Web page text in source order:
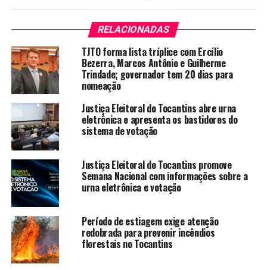
RELACIONADAS
TJTO forma lista tríplice com Ercílio
Bezerra, Marcos Antônio e Guilherme
Trindade; governador tem 20 dias para
nomeação
Justiça Eleitoral do Tocantins abre urna
eletrônica e apresenta os bastidores do
sistema de votação
Justiça Eleitoral do Tocantins promove
Semana Nacional com informações sobre a
urna eletrônica e votação
Período de estiagem exige atenção
redobrada para prevenir incêndios
florestais no Tocantins